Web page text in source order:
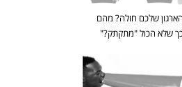
שלכם חולה? מהם
שלא הכול "מתקתק?"